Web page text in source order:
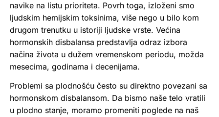
navike na listu prioriteta. Povrh toga, izloženi smo
ljudskim hemijskim toksinima, više nego u bilo kom
drugom trenutku u istoriji ljudske vrste. Većina
hormonskih disbalansa predstavlja odraz izbora
načina života u dužem vremenskom periodu, možda
mesecima, godinama i decenijama.
Problemi sa plodnošću često su direktno povezani sa
hormonskom disbalansom. Da bismo naše telo vratili
u plodno stanje, moramo promeniti poglede na naš